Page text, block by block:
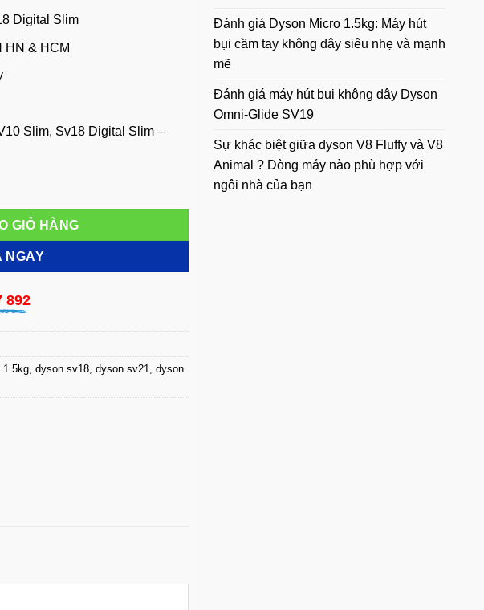
Đánh giá Dyson Micro 1.5kg: Máy hút
bụi cầm tay không dây siêu nhẹ và mạnh
mẽ
Đánh giá máy hút bụi không dây Dyson
Omni-Glide SV19
Sự khác biệt giữa dyson V8 Fluffy và V8
Animal ? Dòng máy nào phù hợp với
ngôi nhà của bạn
Digital Slim
HN & HCM
Slim, Sv18 Digital Slim –
Sv18 Digital Slim - Chính Hãng số lượng
GIỎ HÀNG
NGAY
892
1.5kg, dyson sv18, dyson sv21, dyson